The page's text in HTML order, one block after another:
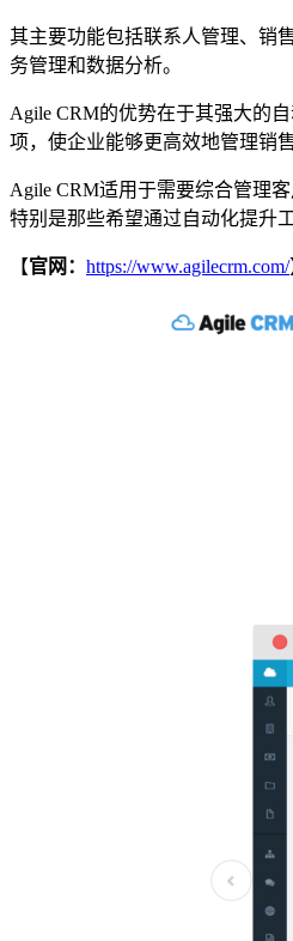
其主要功能包括联系人管理、销
务管理和数据分析。
Agile CRM的优势在于其强大的
项，使企业能够更高效地管理销
Agile CRM适用于需要综合管理
特别是那些希望通过自动化提升
【官网： https://www.agilecrm.com/